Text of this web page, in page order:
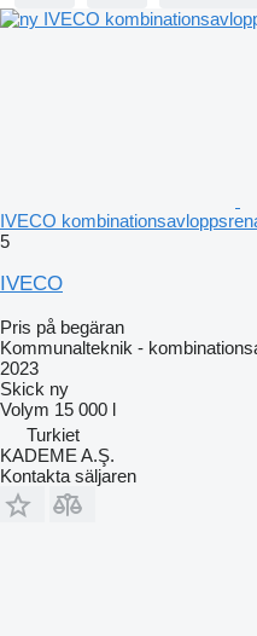
IVECO
5
IVECO
Pris på begäran
Kommunalteknik -
2023
Skick ny
Volym 15 000 l
Turkiet
KADEME A.Ş.
Kontakta säljaren